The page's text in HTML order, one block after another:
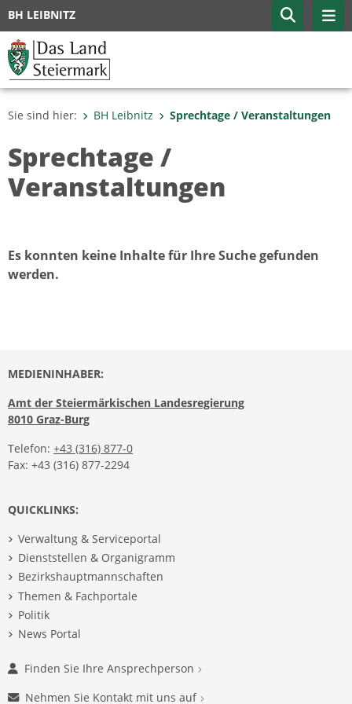
BH LEIBNITZ
Sie sind hier: BH Leibnitz Sprechtage / Veranstaltungen
Sprechtage /
Veranstaltungen
Es konnten keine Inhalte für Ihre Suche gefunden
werden.
MEDIENINHABER:
Amt der Steiermärkischen Landesregierung
8010 Graz-Burg
Telefon: +43 (316) 877-0
Fax: +43 (316) 877-2294
QUICKLINKS:
Verwaltung & Serviceportal
Dienststellen & Organigramm
Bezirkshauptmannschaften
Themen & Fachportale
Politik
News Portal
Finden Sie Ihre Ansprechperson
Nehmen Sie Kontakt mit uns auf